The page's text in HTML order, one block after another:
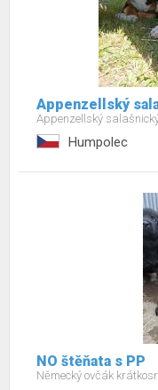
Appenzellský
Appenzellský
Humpolec
NO štěňata s PP
Německý ovčák